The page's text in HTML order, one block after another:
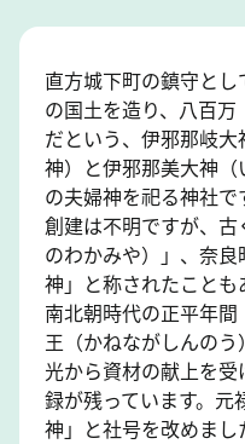
直方城下町の鎮守と
の国土を造り、八百
だという、伊邪那岐
神）と伊邪那美大神（
の夫婦神を祀る神社で
創建は不明ですが、
のわかみや）」、奈
神」と称されたことも
南北朝時代の正平年
王（かねながしんの
光から資材の献上を
録が残っています。
神」と社号を改めまし